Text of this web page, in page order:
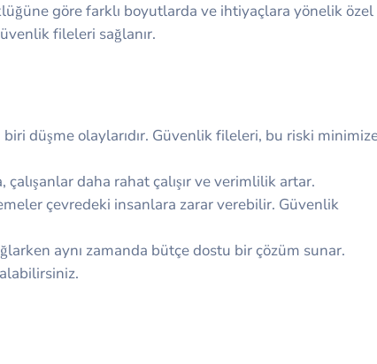
göre farklı boyutlarda ve ihtiyaçlara yönelik özel
fileleri sağlanır.
düşme olaylarıdır. Güvenlik fileleri, bu riski
çalışanlar daha rahat çalışır ve verimlilik artar.
çevredeki insanlara zarar verebilir. Güvenlik
aynı zamanda bütçe dostu bir çözüm sunar.
alabilirsiniz.